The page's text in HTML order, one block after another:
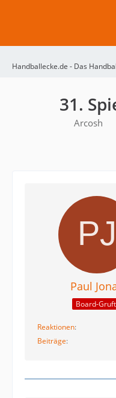
Handballecke.de - Das
31.
Arcosh
Paul
Board-
Reaktionen
Beiträge